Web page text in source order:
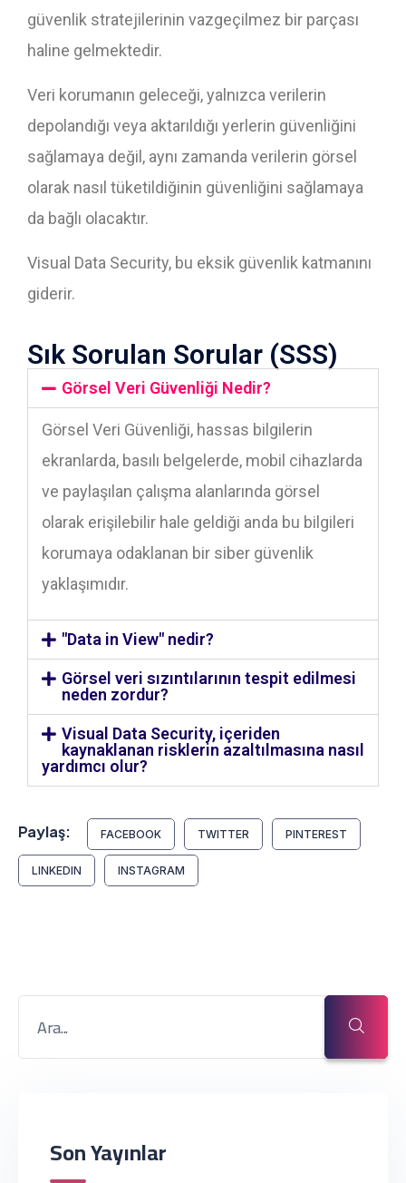
güvenlik stratejilerinin vazgeçilmez bir parçası
haline gelmektedir.
Veri korumanın geleceği, yalnızca verilerin
depolandığı veya aktarıldığı yerlerin güvenliğini
sağlamaya değil, aynı zamanda verilerin görsel
olarak nasıl tüketildiğinin güvenliğini sağlamaya
da bağlı olacaktır.
Visual Data Security, bu eksik güvenlik katmanını
giderir.
Sık Sorulan Sorular (SSS)
Görsel Veri Güvenliği Nedir?
Görsel Veri Güvenliği, hassas bilgilerin
ekranlarda, basılı belgelerde, mobil cihazlarda
ve paylaşılan çalışma alanlarında görsel
olarak erişilebilir hale geldiği anda bu bilgileri
korumaya odaklanan bir siber güvenlik
yaklaşımıdır.
"Data in View" nedir?
Görsel veri sızıntılarının tespit edilmesi
neden zordur?
Visual Data Security, içeriden
kaynaklanan risklerin azaltılmasına nasıl
yardımcı olur?
Paylaş: FACEBOOK TWITTER PINTEREST
LINKEDIN INSTAGRAM
Son Yayınlar